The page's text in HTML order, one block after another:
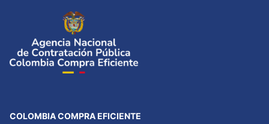
COLOMBIA COMPRA EFICIENTE